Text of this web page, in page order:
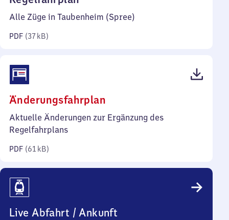
37
Alle Züge in Taubenheim (Spree)
PDF (37 kB)
Änderungsfahrplan
61
Aktuelle Änderungen zur Ergänzung des
Regelfahrplans
PDF (61 kB)
Live Abfahrt / Ankunft